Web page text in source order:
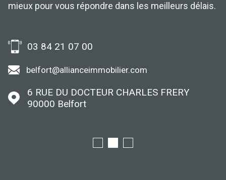
mieux pour vous répondre dans les meilleurs délais.
03 84 21 07 00
belfort@allianceimmobilier.com
6 RUE DU DOCTEUR CHARLES FRERY
90000
Belfort